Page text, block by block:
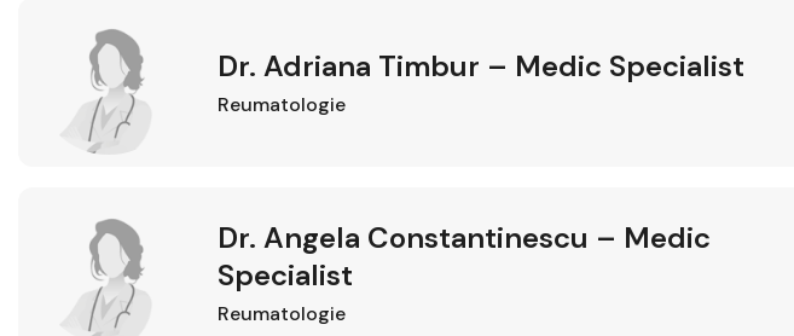
Dr. Adriana Timbur – Medic Specialist
Reumatologie
Dr. Angela Constantinescu – Medic
Specialist
Reumatologie